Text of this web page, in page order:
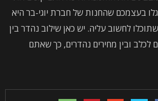
בעצמכם שהחנות של חברת יוגי-בר היא
לחשוב עליה. יש כאן שילוב נהדר בין
לכלב ובין מחירים נהדרים, כך שאתם